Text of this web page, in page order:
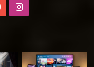
YouTubeInstagram